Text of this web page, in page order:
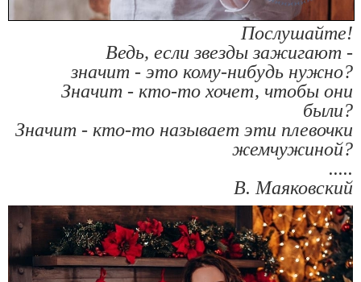
Послушайте!
Ведь, если звезды зажигают -
значит - это кому-нибудь нужно?
Значит - кто-то хочет, чтобы они
были?
Значит - кто-то называет эти плевочки
жемчужиной?
.....
В. Маяковский